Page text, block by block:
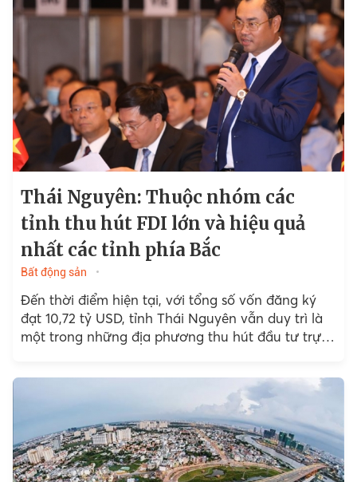
Thái Nguyên: Thuộc nhóm các
tỉnh thu hút FDI lớn và hiệu quả
nhất các tỉnh phía Bắc
Bất động sản
Đến thời điểm hiện tại, với tổng số vốn đăng ký
đạt 10,72 tỷ USD, tỉnh Thái Nguyên vẫn duy trì là
một trong những địa phương thu hút đầu tư trực